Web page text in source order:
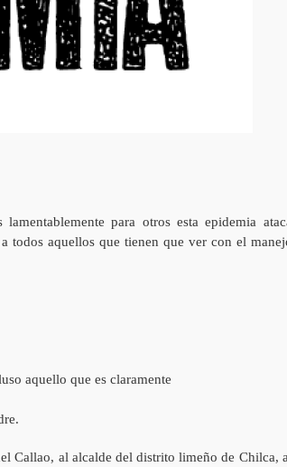
para otros esta epidemia
todos aquellos que tienen que ver con el
aquello que es claramente
Callao, al alcalde del distrito limeño de Chilca,